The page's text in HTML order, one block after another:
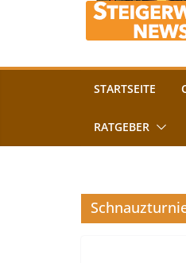
STARTSEITE
RATGEBER